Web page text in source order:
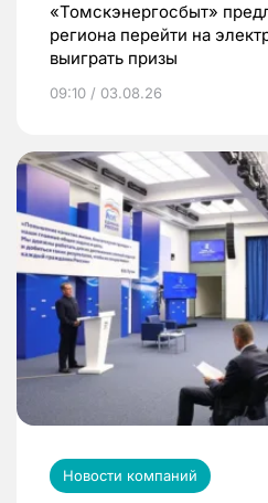
«Томскэнергосбыт»
региона перейти на
выиграть призы
09:10 / 03.08.26
Новости компаний